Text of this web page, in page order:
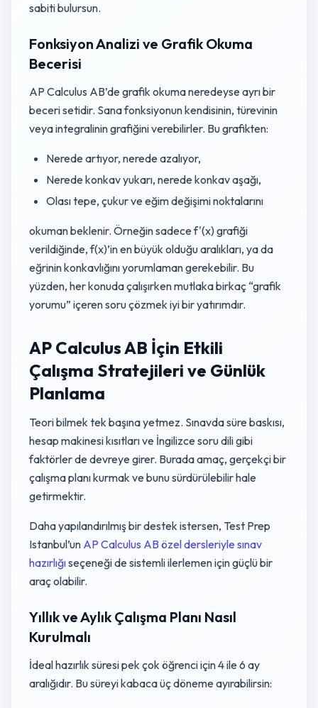
sabiti bulursun.
Fonksiyon Analizi ve Grafik Okuma
Becerisi
AP Calculus AB’de grafik okuma neredeyse ayrı bir
beceri setidir. Sana fonksiyonun kendisinin, türevinin
veya integralinin grafiğini verebilirler. Bu grafikten:
Nerede artıyor, nerede azalıyor,
Nerede konkav yukarı, nerede konkav aşağı,
Olası tepe, çukur ve eğim değişimi noktalarını
okuman beklenir. Örneğin sadece f'(x) grafiği
verildiğinde, f(x)’in en büyük olduğu aralıkları, ya da
eğrinin konkavlığını yorumlaman gerekebilir. Bu
yüzden, her konuda çalışırken mutlaka birkaç “grafik
yorumu” içeren soru çözmek iyi bir yatırımdır.
AP Calculus AB İçin Etkili
Çalışma Stratejileri ve Günlük
Planlama
Teori bilmek tek başına yetmez. Sınavda süre baskısı,
hesap makinesi kısıtları ve İngilizce soru dili gibi
faktörler de devreye girer. Burada amaç, gerçekçi bir
çalışma planı kurmak ve bunu sürdürülebilir hale
getirmektir.
Daha yapılandırılmış bir destek istersen, Test Prep
Istanbul’un AP Calculus AB özel dersleriyle sınav
hazırlığıseçeneği de sistemli ilerlemen için güçlü bir
araç olabilir.
Yıllık ve Aylık Çalışma Planı Nasıl
Kurulmalı
İdeal hazırlık süresi pek çok öğrenci için 4 ile 6 ay
aralığıdır. Bu süreyi kabaca üç döneme ayırabilirsin: